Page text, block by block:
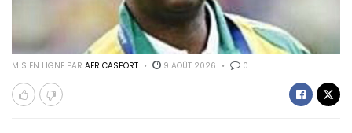
MIS EN LIGNE PAR AFRICASPORT 9 AOÛT 2026 0